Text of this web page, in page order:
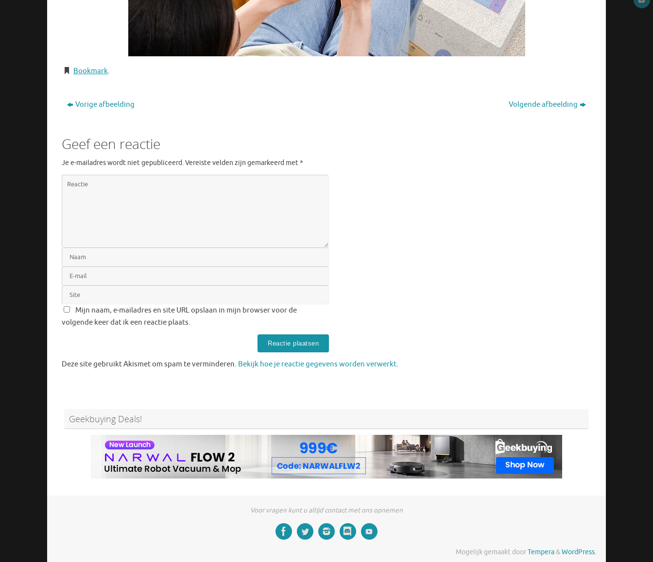
Bookmark.
Vorige afbeelding Volgende afbeelding
Geef een reactie
Je e-mailadres wordt niet gepubliceerd.Vereiste velden zijn gemarkeerd met*
Mijn naam, e-mailadres en site URL opslaan in mijn browser voor de
volgende keer dat ik een reactie plaats.
Deze site gebruikt Akismet om spam te verminderen. Bekijk hoe je reactie gegevens worden verwerkt.
Geekbuying Deals!
Voor vragen kunt u altijd contact met ons opnemen
Mogelijk gemaakt doorTempera&WordPress.